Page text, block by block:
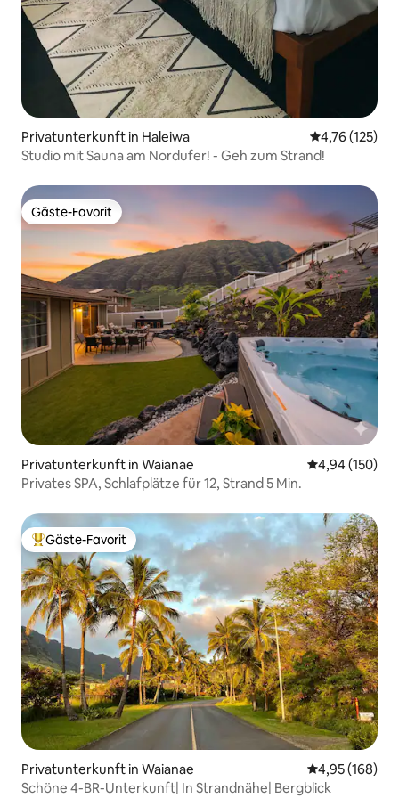
Privatunterkunft in Haleiwa
4,76 (125)
Studio mit Sauna am Nordufer! - Geh zum Strand!
Gäste-Favorit
Gäste-Favorit
Privatunterkunft in Waianae
4,94 (150)
Privates SPA, Schlafplätze für 12, Strand 5 Min.
Beliebter Gäste-Favorit.
Gäste-Favorit
Privatunterkunft in Waianae
4,95 (168)
Schöne 4-BR-Unterkunft| In Strandnähe| Bergblick